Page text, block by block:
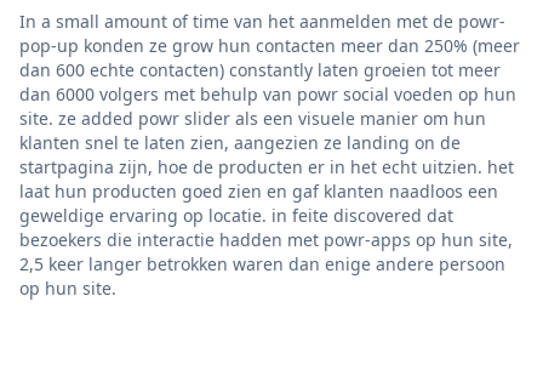
In a small amount of time van het aanmelden met de powr-
pop-up konden ze grow hun contacten meer dan 250% (meer
dan 600 echte contacten) constantly laten groeien tot meer
dan 6000 volgers met behulp van powr social voeden op hun
site. ze added powr slider als een visuele manier om hun
klanten snel te laten zien, aangezien ze landing on de
startpagina zijn, hoe de producten er in het echt uitzien. het
laat hun producten goed zien en gaf klanten naadloos een
geweldige ervaring op locatie. in feite discovered dat
bezoekers die interactie hadden met powr-apps op hun site,
2,5 keer langer betrokken waren dan enige andere persoon
op hun site.